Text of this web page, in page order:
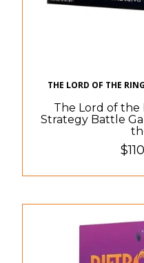
THE LORD OF THE
The Lord of the
Strategy Battle